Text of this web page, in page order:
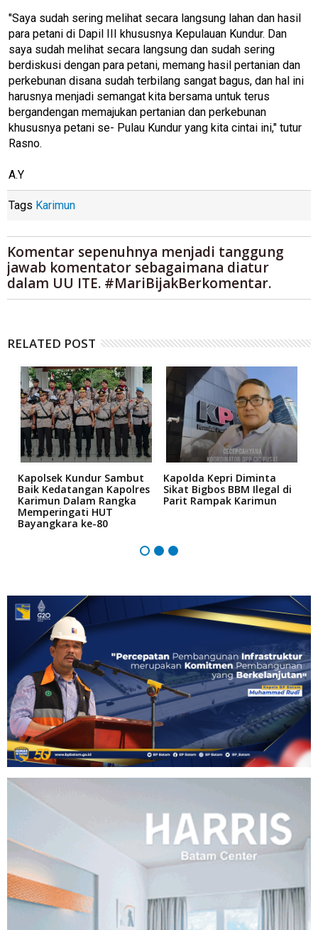
"Saya sudah sering melihat secara langsung lahan dan hasil
para petani di Dapil III khususnya Kepulauan Kundur. Dan
saya sudah melihat secara langsung dan sudah sering
berdiskusi dengan para petani, memang hasil pertanian dan
perkebunan disana sudah terbilang sangat bagus, dan hal ini
harusnya menjadi semangat kita bersama untuk terus
bergandengan memajukan pertanian dan perkebunan
khususnya petani se- Pulau Kundur yang kita cintai ini," tutur
Rasno.
A.Y
Tags Karimun
Komentar sepenuhnya menjadi tanggung
jawab komentator sebagaimana diatur
dalam UU ITE. #MariBijakBerkomentar.
RELATED POST
Kapolsek Kundur Sambut
Baik Kedatangan Kapolres
Karimun Dalam Rangka
Memperingati HUT
Bayangkara ke-80
Kapolda Kepri Diminta
Sikat Bigbos BBM Ilegal di
Parit Rampak Karimun